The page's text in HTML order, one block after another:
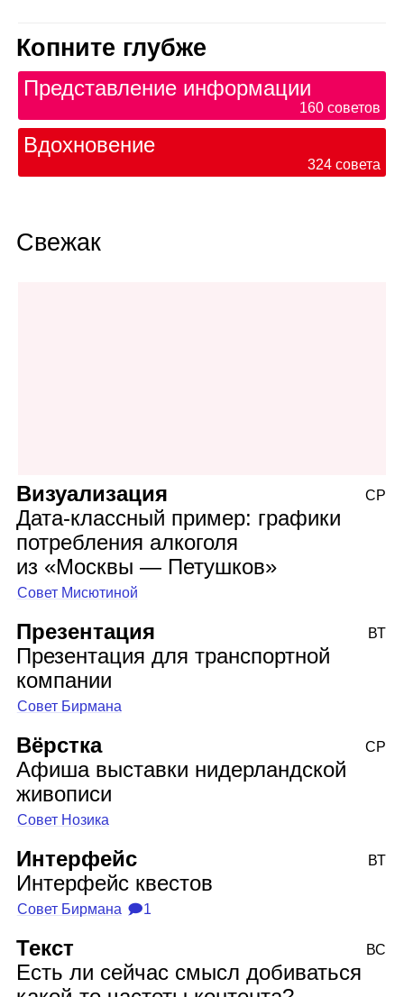
Копните глубже
Представление информации
160 советов
Вдохновение
324 совета
Свежак
Визуализация
Дата‑классный пример: графики
потребления алкоголя
из «Москвы — Петушков»
Совет Мисютиной
СР
Презентация
Презентация для транспортной
компании
Совет Бирмана
ВТ
Вёрстка
Афиша выставки нидерландской
живописи
Совет Нозика
СР
Интерфейс
Интерфейс квестов
Совет Бирмана 🗩1
ВТ
Текст
Есть ли сейчас смысл добиваться
ВС